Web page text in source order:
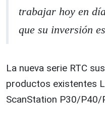
trabajar hoy en
que su inversión
La nueva serie RTC
productos existentes
ScanStation P30/P40/